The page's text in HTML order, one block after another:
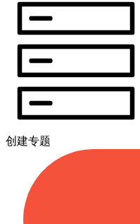
创建专题